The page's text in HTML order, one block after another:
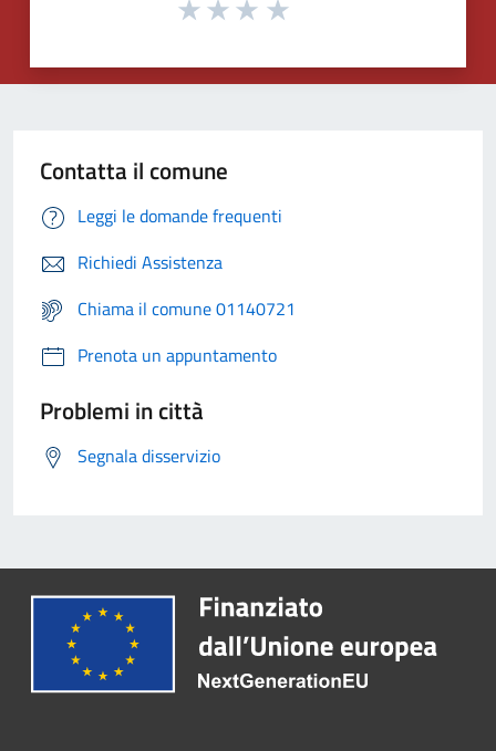
Contatta il comune
Leggi le domande frequenti
Richiedi Assistenza
Chiama il comune 01140721
Prenota un appuntamento
Problemi in città
Segnala disservizio